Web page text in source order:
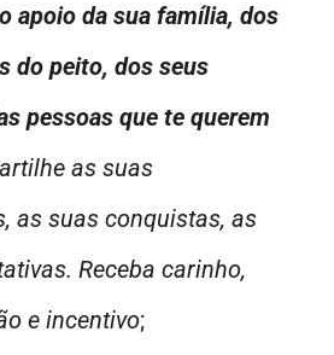
apoio da sua família, dos
do peito, dos seus
pessoas que te querem
as suas
as suas conquistas, as
Receba carinho,
e incentivo;